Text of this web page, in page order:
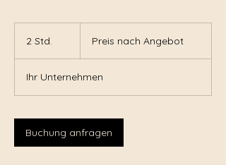
2 Std.
d
.
Angebot
Preis nach Angebot
Ihr Unternehmen
Buchung anfragen